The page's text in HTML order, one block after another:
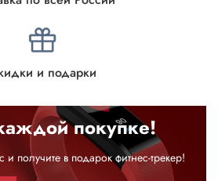
и подарки
покупке!
и получите в подарок фитнес-трекер!